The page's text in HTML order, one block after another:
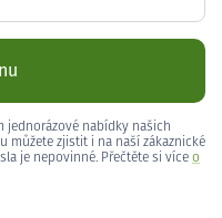
jednorázové nabídky našich
můžete zjistit i na naší zákaznické
je nepovinné. Přečtěte si více o